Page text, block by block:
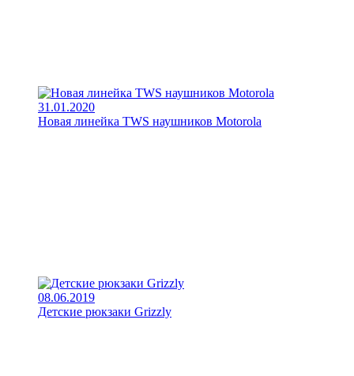
31.01.2020
Новая линейка TWS наушников Motorola
08.06.2019
Детские рюкзаки Grizzly